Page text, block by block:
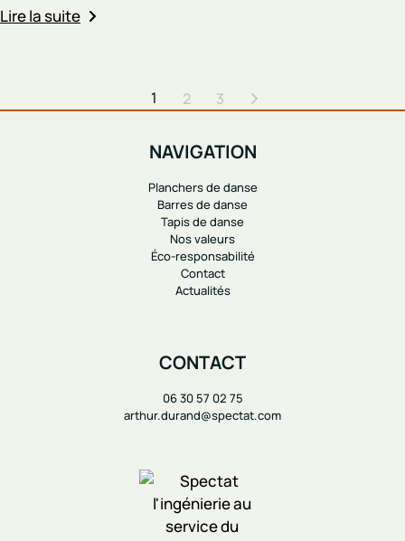
Lire la suite
1 2 3
NAVIGATION
Planchers de danse
Barres de danse
Tapis de danse
Nos valeurs
Éco-responsabilité
Contact
Actualités
CONTACT
06 30 57 02 75
arthur.durand@spectat.com